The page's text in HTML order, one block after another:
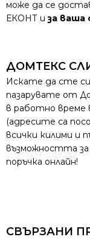
може да се
ЕКОНТ иза ваша
ДОМТЕКС
Искате да сте
пазарувате от
в работно време
(адресите са
всички килими и
възможността
поръчка онлайн!
СВЪРЗАНИ